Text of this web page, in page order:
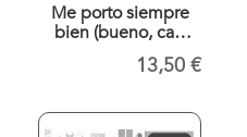
Me porto siempre
bien (bueno, casi
siempre)13,50 €